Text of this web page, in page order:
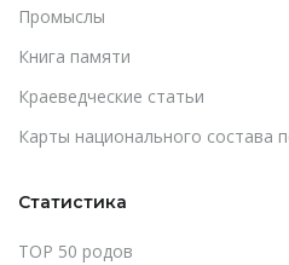
Промыслы
Книга памяти
Краеведческие статьи
Карты национального состава
Статистика
TOP 50 родов